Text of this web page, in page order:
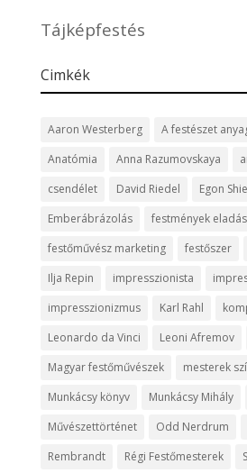
Tájképfestés
Cimkék
Aaron Westerberg A festészet
Anatómia
Anna Razumovskaya
csendélet
David Riedel
Egon
Emberábrázolás
festmények
festőművész marketing
festőszer
Ilja Repin
impresszionista
impresszionizmus
Karl Rahl
Leonardo da Vinci
Leoni Afremov
Magyar festőművészek
mesterek
Munkácsy könyv
Munkácsy Mihály
Művészettörténet
Odd Nerdrum
Rembrandt
Régi Festőmesterek